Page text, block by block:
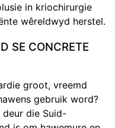
in kriochirurgie
wêreldwyd herstel.
SE CONCRETE
groot, vreemd
gebruik word?
deur die Suid-